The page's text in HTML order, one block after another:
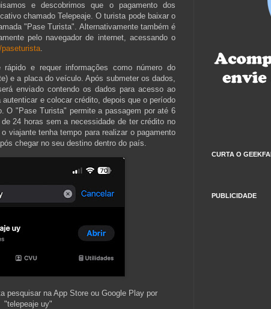
e descobrimos que o pagamento dos
chamado Telepeaje. O turista pode baixar o
"Pase Turista". Alternativamente também é
pelo navegador de internet, acessando o
.
e requer informações como número do
e a placa do veículo. Após submeter os dados,
enviado contendo os dados para acesso ao
e colocar crédito, depois que o período
O "Pase Turista" permite a passagem por até 6
24 horas sem a necessidade de ter crédito no
viajante tenha tempo para realizar o pagamento
chegar no seu destino dentro do país.
pesquisar na App Store ou Google Play por
"telepeaje uy"
CURTA O
PUBLICIDADE